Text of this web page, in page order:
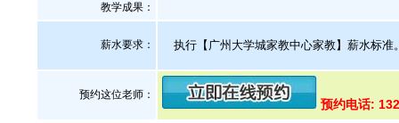
教学成果：
薪水要求： 执行【广州大学城家教中心家教】薪水标准
预约这位老师：
预约电话: